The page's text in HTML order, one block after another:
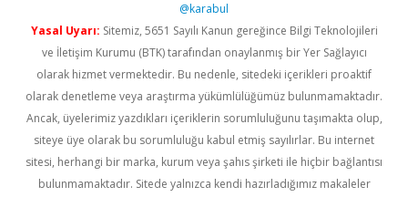
@karabul
Yasal Uyarı: Sitemiz, 5651 Sayılı Kanun gereğince Bilgi Teknolojileri
ve İletişim Kurumu (BTK) tarafından onaylanmış bir Yer Sağlayıcı
olarak hizmet vermektedir. Bu nedenle, sitedeki içerikleri proaktif
olarak denetleme veya araştırma yükümlülüğümüz bulunmamaktadır.
Ancak, üyelerimiz yazdıkları içeriklerin sorumluluğunu taşımakta olup,
siteye üye olarak bu sorumluluğu kabul etmiş sayılırlar. Bu internet
sitesi, herhangi bir marka, kurum veya şahıs şirketi ile hiçbir bağlantısı
bulunmamaktadır. Sitede yalnızca kendi hazırladığımız makaleler